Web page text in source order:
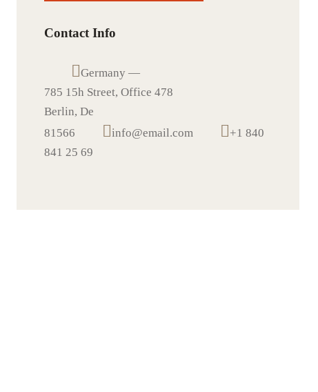
Contact Info
Germany —
785 15h Street, Office 478
Berlin, De
81566
info@email.com
+1 840
841 25 69